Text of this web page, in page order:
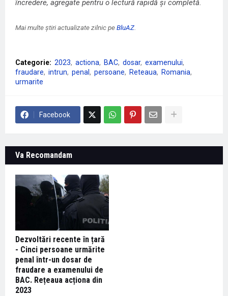
încredere, agregate pentru o lectură rapidă și completă.
Mai multe știri actualizate zilnic peBluAZ.
Categorie: 2023 actiona BAC dosar examenului
fraudare
intrun penal persoane Reteaua
Romania
urmarite
Facebook
Va Recomandam
Dezvoltări recente în țară
- Cinci persoane urmărite
penal într-un dosar de
fraudare a examenului de
BAC. Rețeaua acționa din
2023